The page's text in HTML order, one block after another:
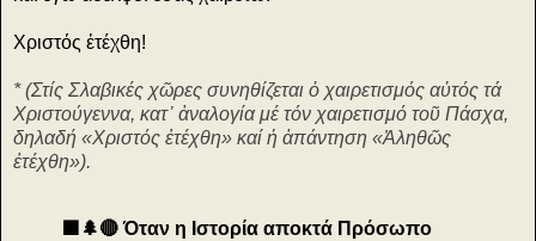
Χριστός ἐτέχθη!
* (Στίς Σλαβικές χῶρες συνηθίζεται ὁ χαιρετισμός αὐτός τά
Χριστούγεννα, κατ᾿ ἀναλογία μέ τόν χαιρετισμό τοῦ Πάσχα,
δηλαδή «Χριστός ἐτέχθη» καί ἡ ἀπάντηση «Ἀληθῶς
ἐτέχθη»).
🟩🌲🔴 Όταν η Ιστορία αποκτά Πρόσωπο